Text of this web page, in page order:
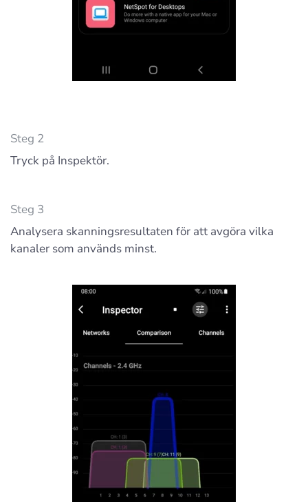
Steg 2
Tryck på Inspektör.
Steg 3
Analysera skanningsresultaten för att avgöra vilka
kanaler som används minst.